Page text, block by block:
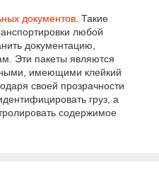
документов . Такие
любой
документацию,
Эти пакеты являются
имеющими клейкий
своей прозрачности
груз, а
содержимое